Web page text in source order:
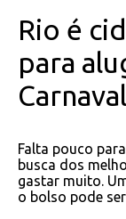
Rio é
para
Carnaval
Falta pouco
busca dos
gastar muito.
o bolso pode